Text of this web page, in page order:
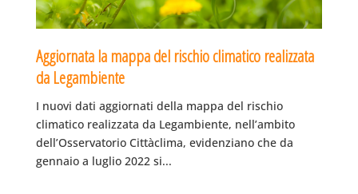
Aggiornata la mappa del rischio climatico realizzata
da Legambiente
I nuovi dati aggiornati della mappa del rischio
climatico realizzata da Legambiente, nell’ambito
dell’Osservatorio Cittàclima, evidenziano che da
gennaio a luglio 2022 si...